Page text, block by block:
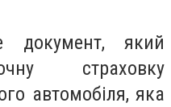
який
страховку
автомобіля, яка